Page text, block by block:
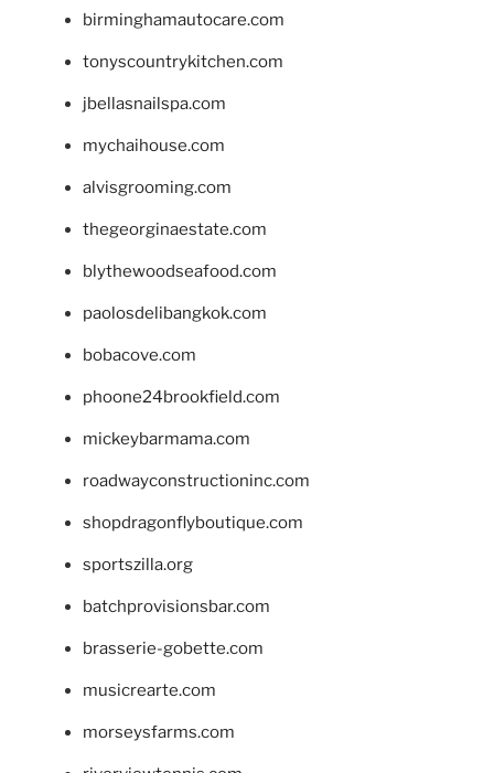
birminghamautocare.com
tonyscountrykitchen.com
jbellasnailspa.com
mychaihouse.com
alvisgrooming.com
thegeorginaestate.com
blythewoodseafood.com
paolosdelibangkok.com
bobacove.com
phoone24brookfield.com
mickeybarmama.com
roadwayconstructioninc.com
shopdragonflyboutique.com
sportszilla.org
batchprovisionsbar.com
brasserie-gobette.com
musicrearte.com
morseysfarms.com